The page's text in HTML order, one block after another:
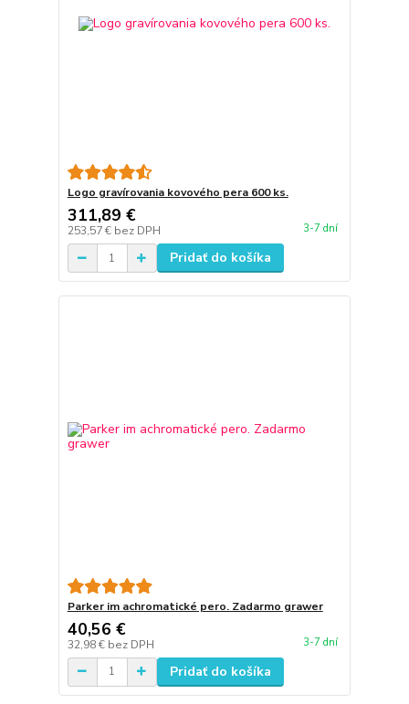
Logo gravírovania kovového pera 600 ks.
311,89 €
253,57 € bez DPH 3-7 dní
Pridať do košíka
Parker im achromatické pero. Zadarmo grawer
40,56 €
32,98 € bez DPH 3-7 dní
Pridať do košíka